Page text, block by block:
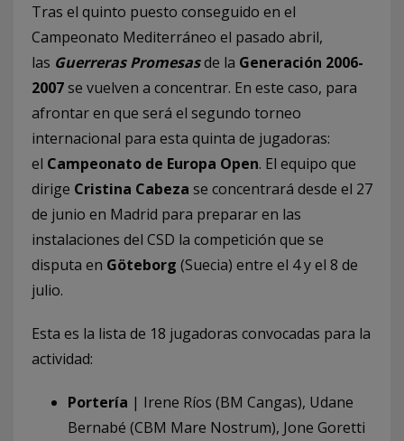
Tras el quinto puesto conseguido en el
Campeonato Mediterráneo el pasado abril,
las Guerreras Promesasde la Generación 2006-
2007se vuelven a concentrar. En este caso, para
afrontar en que será el segundo torneo
internacional para esta quinta de jugadoras:
el Campeonato de Europa Open. El equipo que
dirige Cristina Cabeza se concentrará desde el 27
de junio en Madrid para preparar en las
instalaciones del CSD la competición que se
disputa en Göteborg (Suecia) entre el 4 y el 8 de
julio.
Esta es la lista de 18 jugadoras convocadas para la
actividad:
Portería | Irene Ríos (BM Cangas), Udane
Bernabé (CBM Mare Nostrum), Jone Goretti